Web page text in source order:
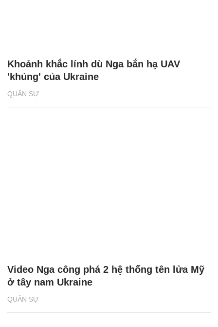
QUÂN SỰ
Khoảnh khắc lính dù Nga bắn hạ UAV
'khủng' của Ukraine
QUÂN SỰ
Video Nga công phá 2 hệ thống tên lửa Mỹ
ở tây nam Ukraine